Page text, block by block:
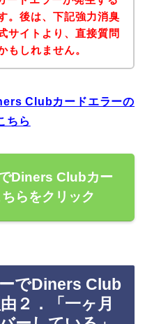
。後は、下記強力消臭
サイトより、直接質問
もしれません。
Clubカードエラーの
ちら
Diners Clubカー
らをクリック
でDiners Club
２．「一ヶ月